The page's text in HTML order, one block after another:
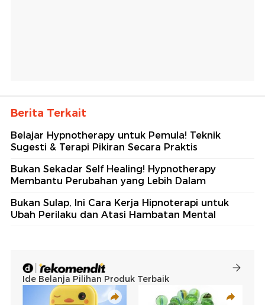
Berita Terkait
Belajar Hypnotherapy untuk Pemula! Teknik
Sugesti & Terapi Pikiran Secara Praktis
Bukan Sekadar Self Healing! Hypnotherapy
Membantu Perubahan yang Lebih Dalam
Bukan Sulap, Ini Cara Kerja Hipnoterapi untuk
Ubah Perilaku dan Atasi Hambatan Mental